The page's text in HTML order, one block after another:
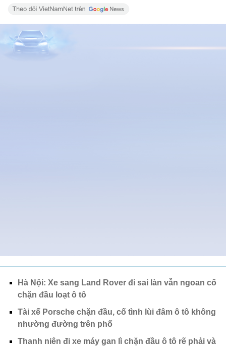
Hà Nội: Xe sang Land Rover đi sai làn vẫn ngoan cố
chặn đầu loạt ô tô
Tài xế Porsche chặn đầu, cố tình lùi đâm ô tô không
nhường đường trên phố
Thanh niên đi xe máy gan lì chặn đầu ô tô rẽ phải và